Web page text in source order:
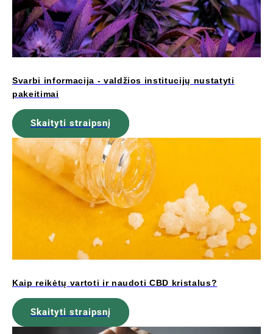
Svarbi informacija - valdžios institucijų nustatyti
pakeitimai
Skaityti straipsnį
Kaip reikėtų vartoti ir naudoti CBD kristalus?
Skaityti straipsnį